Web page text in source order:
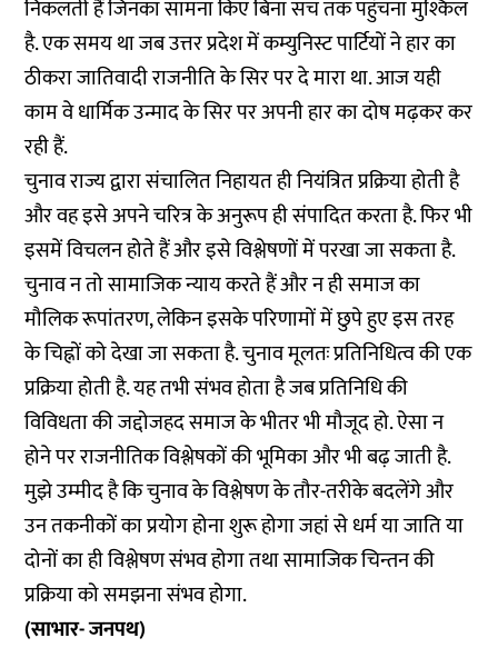
निकलती हैं जिनका सामना किए बिना सच तक पहुंचना मुश्किल
है. एक समय था जब उत्तर प्रदेश में कम्युनिस्ट पार्टियों ने हार का
ठीकरा जातिवादी राजनीति के सिर पर दे मारा था. आज यही
काम वे धार्मिक उन्माद के सिर पर अपनी हार का दोष मढ़कर कर
रही हैं.
चुनाव राज्य द्वारा संचालित निहायत ही नियंत्रित प्रक्रिया होती है
और वह इसे अपने चरित्र के अनुरूप ही संपादित करता है. फिर भी
इसमें विचलन होते हैं और इसे विश्लेषणों में परखा जा सकता है.
चुनाव न तो सामाजिक न्याय करते हैं और न ही समाज का
मौलिक रूपांतरण, लेकिन इसके परिणामों में छुपे हुए इस तरह
के चिह्नों को देखा जा सकता है. चुनाव मूलतः प्रतिनिधित्व की एक
प्रक्रिया होती है. यह तभी संभव होता है जब प्रतिनिधि की
विविधता की जद्दोजहद समाज के भीतर भी मौजूद हो. ऐसा न
होने पर राजनीतिक विश्लेषकों की भूमिका और भी बढ़ जाती है.
मुझे उम्‍मीद है कि चुनाव के विश्लेषण के तौर-तरीके बदलेंगे और
उन तकनीकों का प्रयोग होना शुरू होगा जहां से धर्म या जाति या
दोनों का ही विश्लेषण संभव होगा तथा सामाजिक चिन्तन की
प्रक्रिया को समझना संभव होगा.
(साभार- जनपथ)